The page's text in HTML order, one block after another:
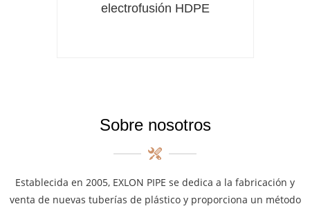
electrofusión HDPE
Sobre nosotros
Establecida en 2005, EXLON PIPE se dedica a la fabricación y
venta de nuevas tuberías de plástico y proporciona un método